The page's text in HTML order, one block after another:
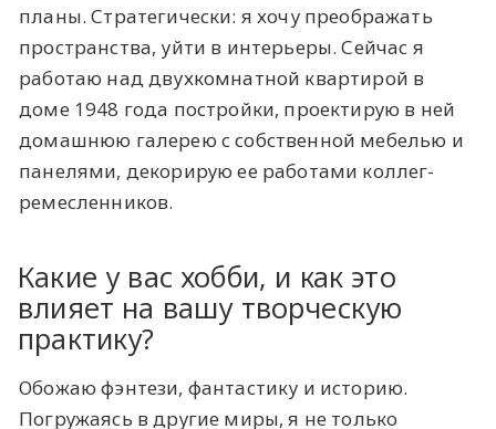
планы. Стратегически: я хочу преображать
пространства, уйти в интерьеры. Сейчас я
работаю над двухкомнатной квартирой в
доме 1948 года постройки, проектирую в ней
домашнюю галерею с собственной мебелью и
панелями, декорирую ее работами коллег-
ремесленников.
Какие у вас хобби, и как это
влияет на вашу творческую
практику?
Обожаю фэнтези, фантастику и историю.
Погружаясь в другие миры, я не только